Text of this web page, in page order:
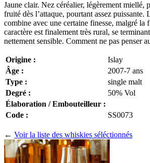
Jaune clair. Nez céréalier, légèrement miellé,
fruité dès l’attaque, pourtant assez puissante.
combine avec une certaine finesse, malgré la
caractère est finalement très rural, se
nettement sensible. Comment ne pas penser
Origine :
Islay
Âge :
2007-7 ans
Type :
single malt
Degré :
50% Vol
Élaboration / Embouteilleur :
Code :
SS0073
← Voir la liste des whiskies séléctionnés